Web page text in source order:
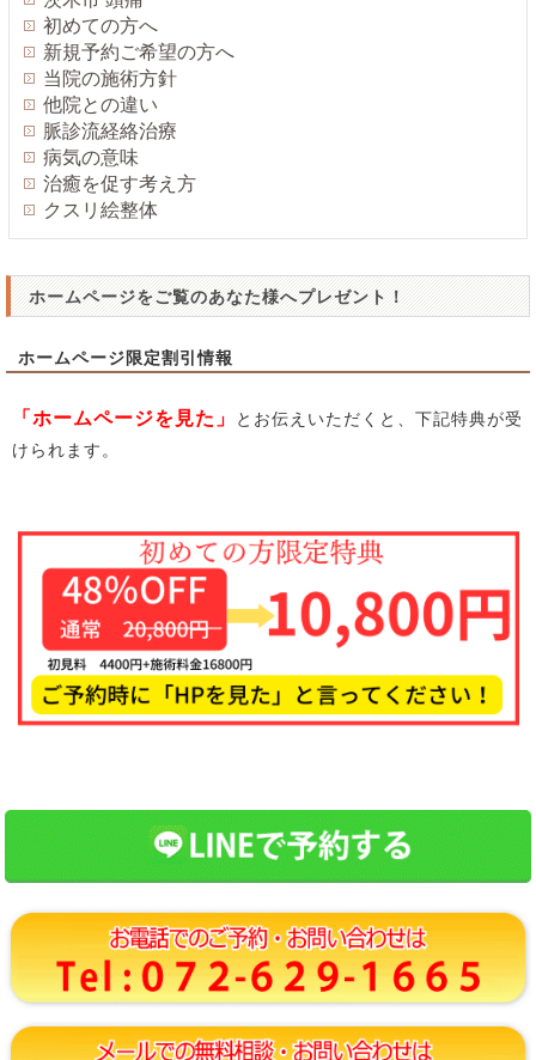
初めての方へ
新規予約ご希望の方へ
当院の施術方針
他院との違い
脈診流経絡治療
病気の意味
治癒を促す考え方
クスリ絵整体
ホームページをご覧のあなた様へプレゼント！
ホームページ限定割引情報
「ホームページを見た」
とお伝えいただくと、下記特典が受
けられます。